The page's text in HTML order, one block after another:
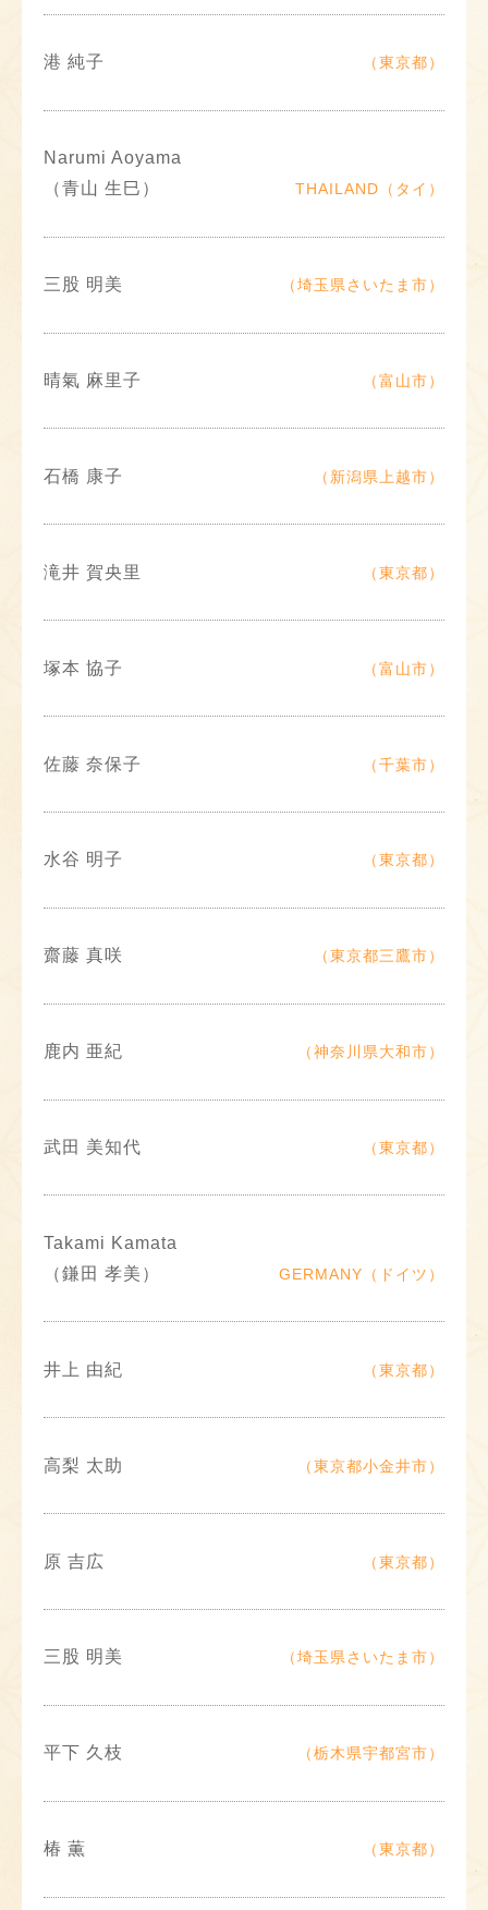
港 純子 （東京都）
Narumi Aoyama
（青山 生巳）
THAILAND（タイ）
三股 明美 （埼玉県さいたま市）
晴氣 麻里子 （富山市）
石橋 康子 （新潟県上越市）
滝井 賀央里 （東京都）
塚本 協子 （富山市）
佐藤 奈保子 （千葉市）
水谷 明子 （東京都）
齋藤 真咲 （東京都三鷹市）
鹿内 亜紀 （神奈川県大和市）
武田 美知代 （東京都）
Takami Kamata
（鎌田 孝美）
GERMANY（ドイツ）
井上 由紀 （東京都）
高梨 太助 （東京都小金井市）
原 吉広 （東京都）
三股 明美 （埼玉県さいたま市）
平下 久枝 （栃木県宇都宮市）
椿 薫 （東京都）